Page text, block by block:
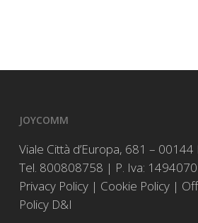
JOYCOMM
Viale Città d’Europa, 681 – 00144
Tel. 800808758 | P. Iva:
Privacy Policy| Cookie Policy|
Policy D&I